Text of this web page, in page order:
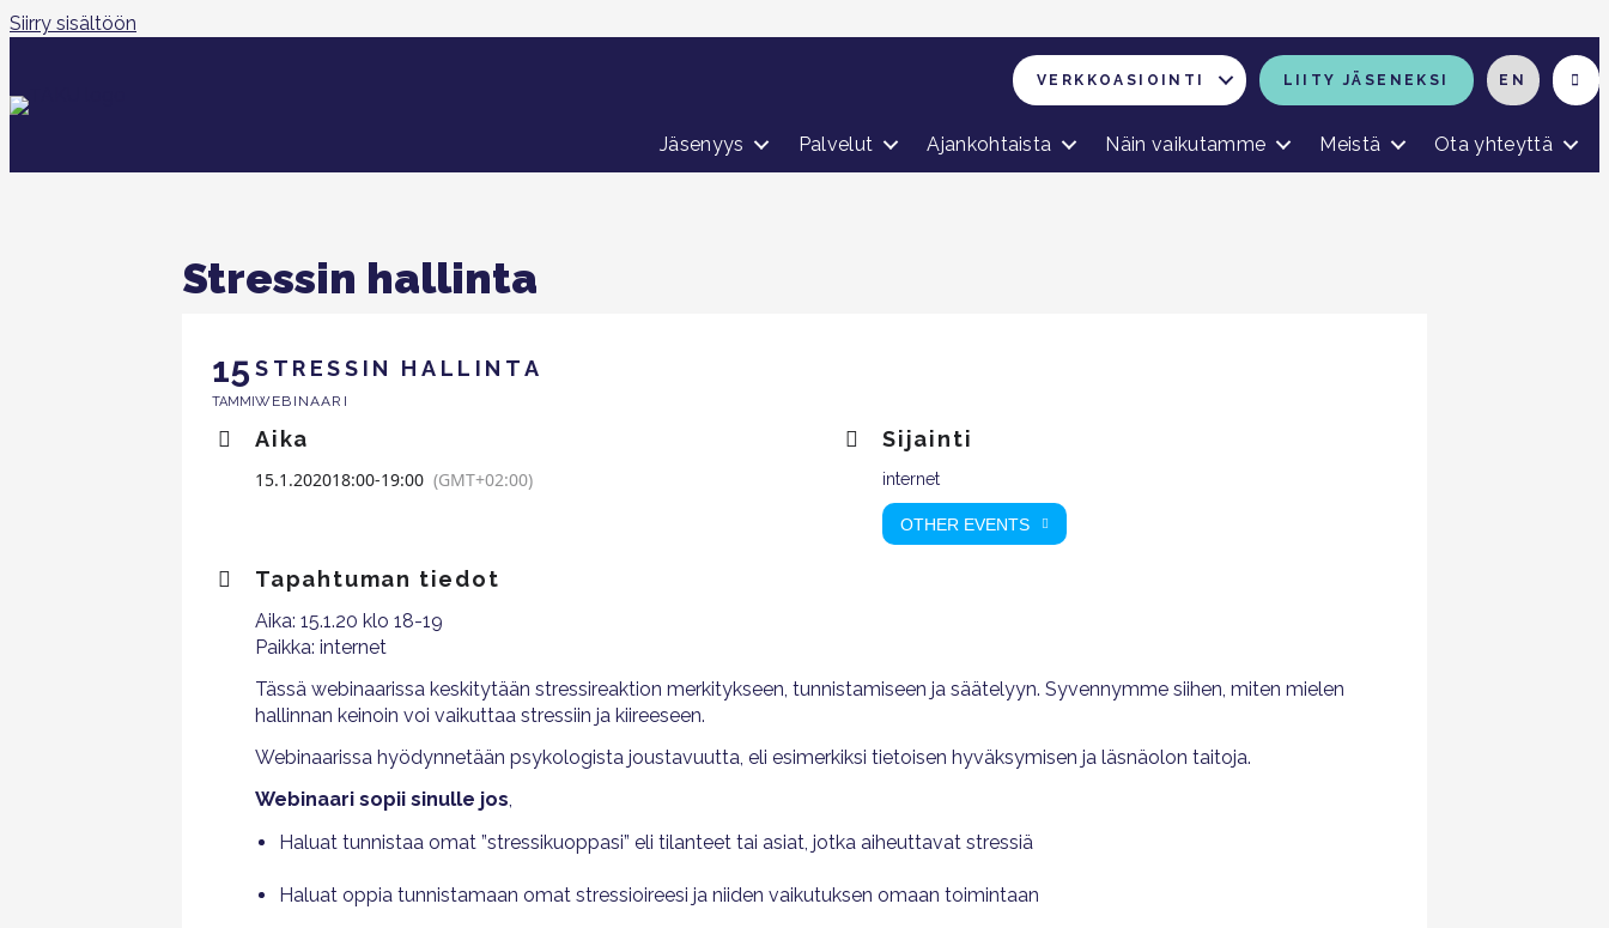
Siirry sisältöön
VERKKOASIOINTI LIITY JÄSENEKSI EN
Jäsenyys Palvelut Ajankohtaista Näin vaikutamme Meistä Ota yhteyttä
Stressin hallinta
15
TAMMI
STRESSIN HALLINTA
WEBINAARI
Aika
15.1.202018:00-19:00 (GMT+02:00)
Sijainti
internet
OTHER EVENTS
Tapahtuman tiedot
Aika: 15.1.20 klo 18-19
Paikka: internet
Tässä webinaarissa keskitytään stressireaktion merkitykseen, tunnistamiseen ja säätelyyn. Syvennymme siihen, miten mielen
hallinnan keinoin voi vaikuttaa stressiin ja kiireeseen.
Webinaarissa hyödynnetään psykologista joustavuutta, eli esimerkiksi tietoisen hyväksymisen ja läsnäolon taitoja.
Webinaari sopii sinulle jos,
Haluat tunnistaa omat ”stressikuoppasi” eli tilanteet tai asiat, jotka aiheuttavat stressiä
Haluat oppia tunnistamaan omat stressioireesi ja niiden vaikutuksen omaan toimintaan